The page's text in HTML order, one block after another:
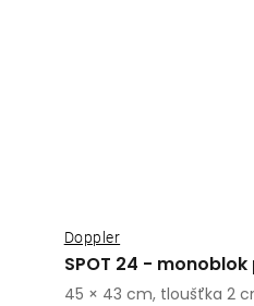
SPOT 24 -
Doppler
45 × 43 cm, tloušťka 2